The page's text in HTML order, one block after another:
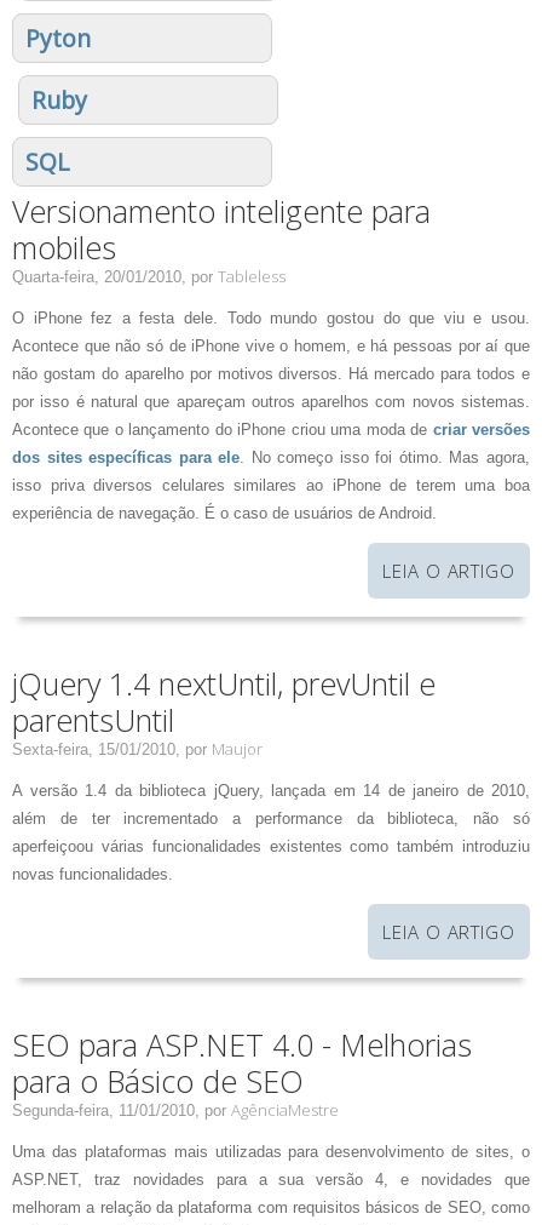
Pyton
Ruby
SQL
Versionamento inteligente para
mobiles
Quarta-feira, 20/01/2010, por Tableless
O iPhone fez a festa dele. Todo mundo gostou do que viu e usou.
Acontece que não só de iPhone vive o homem, e há pessoas por aí que
não gostam do aparelho por motivos diversos. Há mercado para todos e
por isso é natural que apareçam outros aparelhos com novos sistemas.
Acontece que o lançamento do iPhone criou uma moda de criar versões
dos sites específicas para ele. No começo isso foi ótimo. Mas agora,
isso priva diversos celulares similares ao iPhone de terem uma boa
experiência de navegação. É o caso de usuários de Android.
LEIA O ARTIGO
jQuery 1.4 nextUntil, prevUntil e
parentsUntil
Sexta-feira, 15/01/2010, por Maujor
A versão 1.4 da biblioteca jQuery, lançada em 14 de janeiro de 2010,
além de ter incrementado a performance da biblioteca, não só
aperfeiçoou várias funcionalidades existentes como também introduziu
novas funcionalidades.
LEIA O ARTIGO
SEO para ASP.NET 4.0 - Melhorias
para o Básico de SEO
Segunda-feira, 11/01/2010, por AgênciaMestre
Uma das plataformas mais utilizadas para desenvolvimento de sites, o
ASP.NET, traz novidades para a sua versão 4, e novidades que
melhoram a relação da plataforma com requisitos básicos de SEO, como